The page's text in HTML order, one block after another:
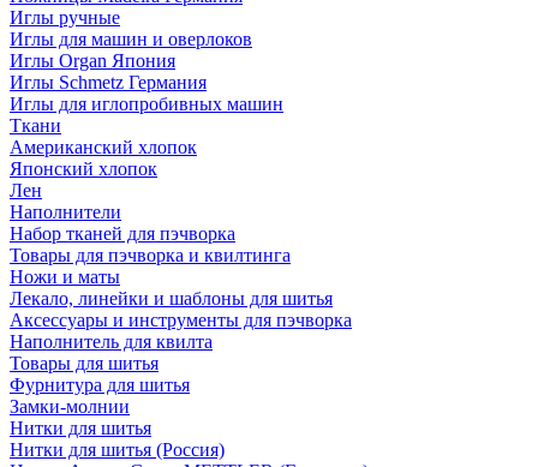
Иглы ручные
Иглы для машин и оверлоков
Иглы Organ Япония
Иглы Schmetz Германия
Иглы для иглопробивных машин
Ткани
Американский хлопок
Японский хлопок
Лен
Наполнители
Набор тканей для пэчворка
Товары для пэчворка и квилтинга
Ножи и маты
Лекало, линейки и шаблоны для шитья
Аксессуары и инструменты для пэчворка
Наполнитель для квилта
Товары для шитья
Фурнитура для шитья
Замки-молнии
Нитки для шитья
Нитки для шитья (Россия)